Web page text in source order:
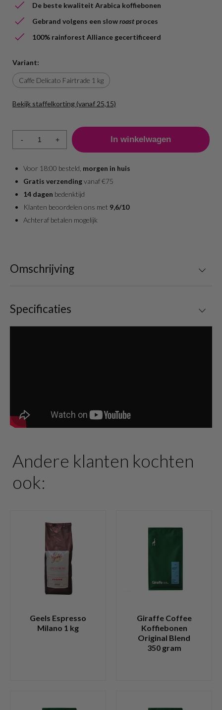
De beste kwaliteit Arabica koffiebonen
Gebrand volgens een slowroast proces
100% rainforest Alliance gecertificeerd
Variant:
Caffe Delicato Fairtrade 1 kg
Bekijk staffelkorting (vanaf 25,15)
1 - 7
8 +
25,15
- +
Voor 18:00 besteld, morgen in huis
Gratis verzendingvanaf €75
14 dagen bedenktijd
Klanten beoordelen ons met 9,6/10
Achteraf betalen mogelijk
Omschrijving
Specificaties
Andere klanten kochten
ook:
Geels Espresso
Milano 1 kg
Giraffe Coffee
Koffiebonen
Original Blend
350 gram